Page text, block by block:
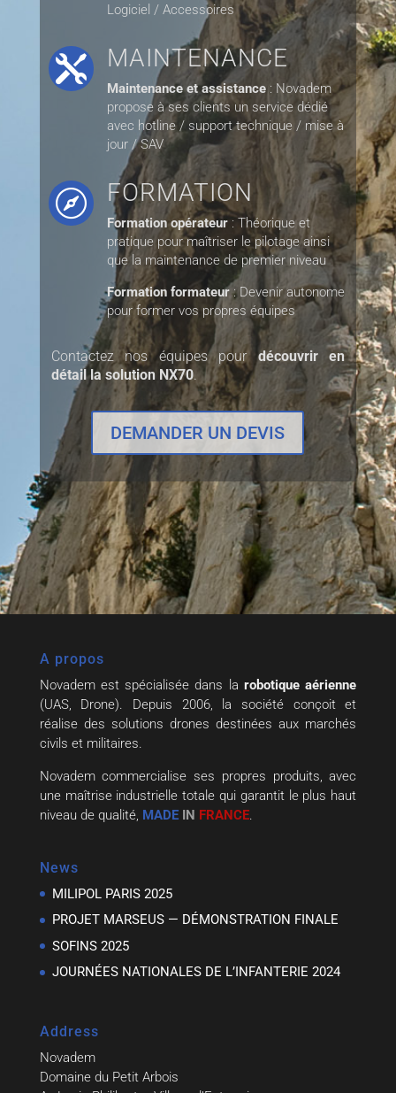
Logiciel / Accessoires
 MAINTENANCE
Maintenance et assistance: Novadem
propose à ses clients un service dédié
avec hotline / support technique / mise à
jour / SAV
 FORMATION
Formation opérateur: Théorique et
pratique pour maîtriser le pilotage ainsi
que la maintenance de premier niveau
Formation formateur: Devenir autonome
pour former vos propres équipes
Contactez nos équipes pourdécouvrir en
détail la solution NX70.
DEMANDER UN DEVIS
A propos
Novadem est spécialisée dans la robotique aérienne
(UAS, Drone). Depuis 2006, la société conçoit et
réalise des solutions drones destinées aux marchés
civils et militaires.
Novadem commercialise ses propres produits, avec
une maîtrise industrielle totale qui garantit le plus haut
niveau de qualité, MADEIN FRANCE.
News
MILIPOL PARIS 2025
PROJET MARSEUS — DÉMONSTRATION FINALE
SOFINS 2025
JOURNÉES NATIONALES DE L’INFANTERIE 2024
Address
Novadem
Domaine du Petit Arbois